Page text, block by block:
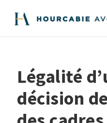
Légalité
décision